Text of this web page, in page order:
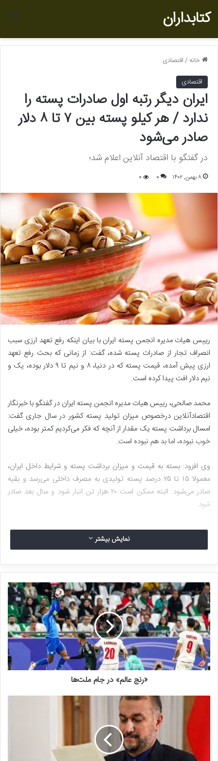
کتابداران
خانه /اقتصادی
اقتصادی
ایران دیگر رتبه اول صادرات پسته را
ندارد / هر کیلو پسته بین ۷ تا ۸ دلار
صادر می‌شود
در گفتگو با اقتصاد آنلاین اعلام شد؛
۸ بهمن, ۱۴۰۲ 0
0
رییس هیات مدیره انجمن پسته ایران با بیان اینکه رفع تعهد ارزی سبب
انصراف تجار از صادرات پسته شده، گفت: از زمانی که بحث رفع تعهد
ارزی پیش آمده، قیمت پسته که در دنیا، ۸ و نیم تا ۹ دلار بوده، یک و
نیم دلار افت پیدا کرده است.
محمد صالحی، رییس هیات مدیره انجمن پسته ایران در گفتگو با خبرنگار
اقتصادآنلاین درخصوص میزان تولید پسته کشور در سال جاری گفت:
امسال برداشت پسته یک مقدار از آنچه که فکر می‌کردیم کمتر بوده، خیلی
خوب نبوده، اما بد هم نبوده است.
وی افزود: بسته به قیمت و میزان برداشت پسته و شرایط داخل ایران،
معمولا ۱۵ تا ۲۵ درصد پسته تولیدی به مصرف داخلی می‌رسد و بقیه
صادر می‌شود. البته ممکن است ۲۰ هزار تن انبار شود و سال بعد صادر
شود.
صالحی ادامه داد: ایران دیگر رتبه اول صادرات پسته را در دنیا ندارد و در
حال حاضر آمریکا اول است. به غیر از آمریکا که رقیب اصلی ماست،
بگوییم ایران دقیقا جایگاه دوم یا سوم را در دنیا دارد.
رییس‌هیات مدیره انجمن پسته ایران می‌گوید: اگر تفاوت قیمت پسته
ایرانی و آمریکایی زیاد نباشد، مشتری ترجیح می‌دهد که پسته ایران را
انتخاب کند. سالهایی هم بوده که پسته ایران دو دلار گران‌تر از پسته آمریکا
بوده و مشتری پسته ایرانی خریداری کرده است.
به گفته صالحی، مشتری اصلی پسته ایران، چین، هند، کشورهای اروپایی
و عربی هستند و هر سال ممکن است مصرف و خرید یکی از این کشورها
اعلام کرد و گفت: از زمانی که بحث رفع تعهد ارزی پیش آمده، قیمت
پسته که در دنیا، ۸ و نیم تا ۹ دلار بوده، یک و نیم دلار افت پیدا کرده
نمایش بیشتر
«رنج عالم» در جام ملت‌ها